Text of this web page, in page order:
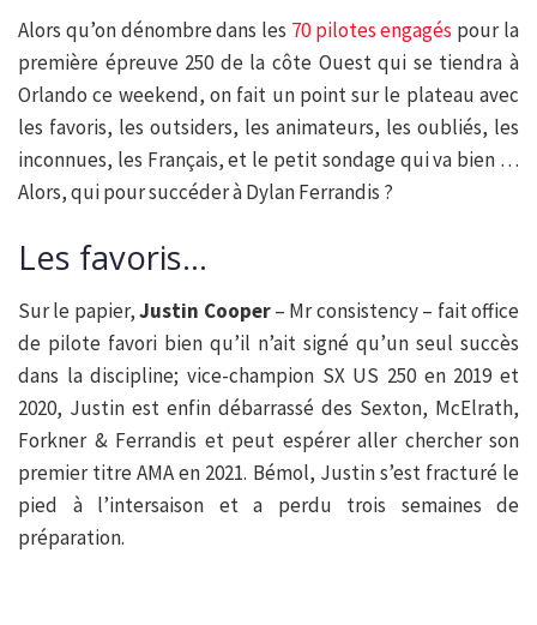
Alors qu’on dénombre dans les 70 pilotes engagés pour la
première épreuve 250 de la côte Ouest qui se tiendra à
Orlando ce weekend, on fait un point sur le plateau avec
les favoris, les outsiders, les animateurs, les oubliés, les
inconnues, les Français, et le petit sondage qui va bien …
Alors, qui pour succéder à Dylan Ferrandis ?
Les favoris…
Sur le papier,Justin Cooper– Mr consistency – fait office
de pilote favori bien qu’il n’ait signé qu’un seul succès
dans la discipline; vice-champion SX US 250 en 2019 et
2020, Justin est enfin débarrassé des Sexton, McElrath,
Forkner & Ferrandis et peut espérer aller chercher son
premier titre AMA en 2021. Bémol, Justin s’est fracturé le
pied à l’intersaison et a perdu trois semaines de
préparation.